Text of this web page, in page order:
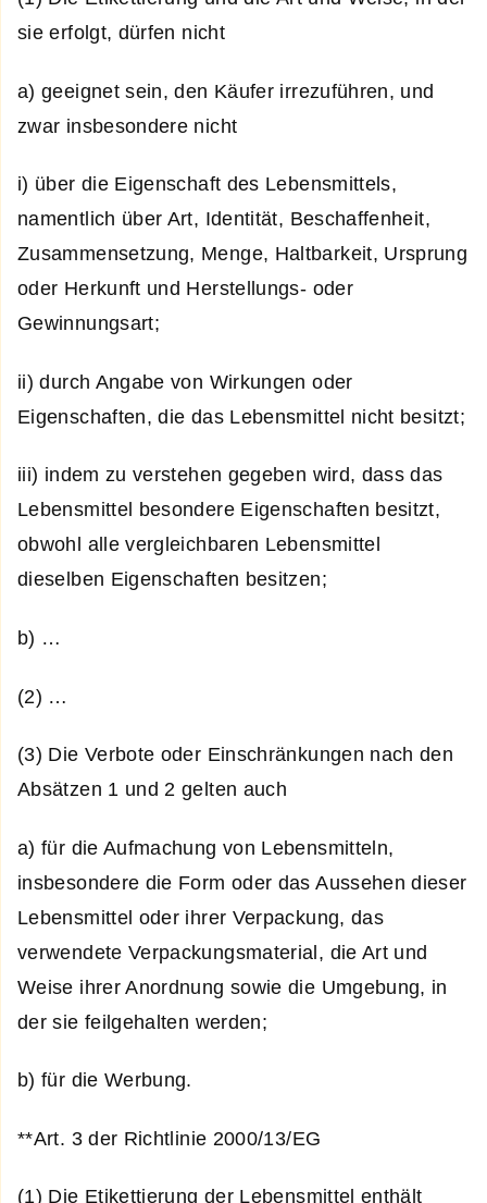
sie erfolgt, dürfen nicht
a) geeignet sein, den Käufer irrezuführen, und
zwar insbesondere nicht
i) über die Eigenschaft des Lebensmittels,
namentlich über Art, Identität, Beschaffenheit,
Zusammensetzung, Menge, Haltbarkeit, Ursprung
oder Herkunft und Herstellungs- oder
Gewinnungsart;
ii) durch Angabe von Wirkungen oder
Eigenschaften, die das Lebensmittel nicht besitzt;
iii) indem zu verstehen gegeben wird, dass das
Lebensmittel besondere Eigenschaften besitzt,
obwohl alle vergleichbaren Lebensmittel
dieselben Eigenschaften besitzen;
b) …
(2) …
(3) Die Verbote oder Einschränkungen nach den
Absätzen 1 und 2 gelten auch
a) für die Aufmachung von Lebensmitteln,
insbesondere die Form oder das Aussehen dieser
Lebensmittel oder ihrer Verpackung, das
verwendete Verpackungsmaterial, die Art und
Weise ihrer Anordnung sowie die Umgebung, in
der sie feilgehalten werden;
b) für die Werbung.
**Art. 3 der Richtlinie 2000/13/EG
(1) Die Etikettierung der Lebensmittel enthält